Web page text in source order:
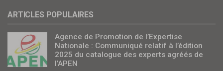
ARTICLES POPULAIRES
Agence de Promotion de l’Expertise
Nationale : Communiqué relatif à l’édition
2025 du catalogue des experts agréés de
l’APEN